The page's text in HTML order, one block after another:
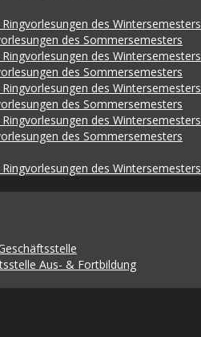
des Wintersemesters
des Sommersemesters
des Wintersemesters
des Sommersemesters
des Wintersemesters
des Sommersemesters
des Wintersemesters
des Sommersemesters
des Wintersemesters
Aus- & Fortbildung